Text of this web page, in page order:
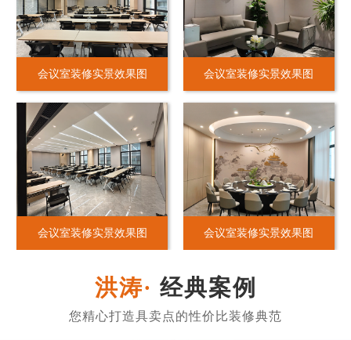
会议室装修实景效果图 会议室装修实景效果图
会议室装修实景效果图 会议室装修实景效果图
经典案例